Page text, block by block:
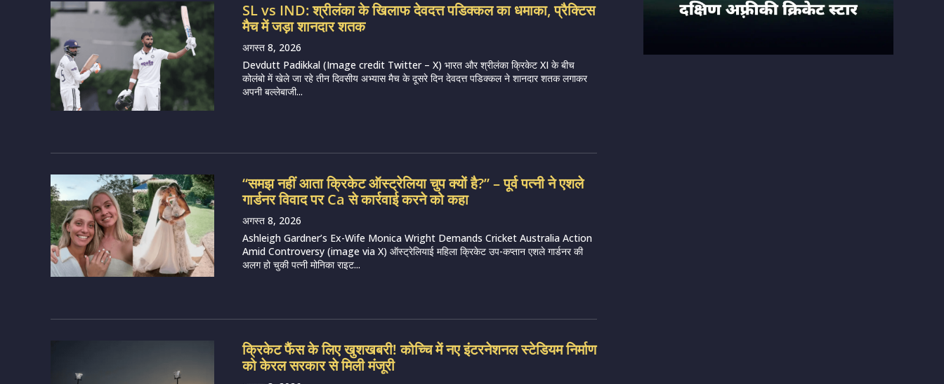
SL vs IND: श्रीलंका के खिलाफ देवदत्त पडिक्कल का धमाका, प्रैक्टिस
मैच में जड़ा शानदार शतक
अगस्त 8, 2026
Devdutt Padikkal (Image credit Twitter – X) भारत और श्रीलंका क्रिकेट XI के बीच
कोलंबो में खेले जा रहे तीन दिवसीय अभ्यास मैच के दूसरे दिन देवदत्त पडिक्कल ने शानदार शतक लगाकर
अपनी बल्लेबाजी...
“समझ नहीं आता क्रिकेट ऑस्ट्रेलिया चुप क्यों है?” – पूर्व पत्नी ने एशले
गार्डनर विवाद पर Ca से कार्रवाई करने को कहा
अगस्त 8, 2026
Ashleigh Gardner’s Ex-Wife Monica Wright Demands Cricket Australia Action
Amid Controversy (image via X) ऑस्ट्रेलियाई महिला क्रिकेट उप-कप्तान एशले गार्डनर की
अलग हो चुकी पत्नी मोनिका राइट...
क्रिकेट फैंस के लिए खुशखबरी! कोच्चि में नए इंटरनेशनल स्टेडियम निर्माण
को केरल सरकार से मिली मंजूरी